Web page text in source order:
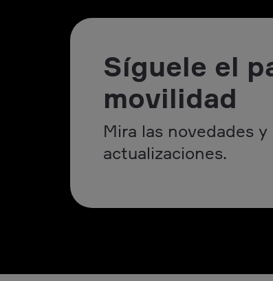
Síguele el
movilidad
Mira las novedades
actualizaciones.